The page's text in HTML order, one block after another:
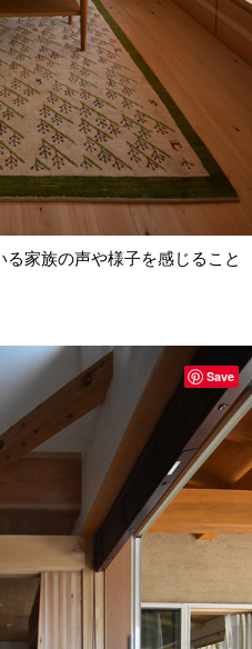
家族の声や様子を感じること
Save